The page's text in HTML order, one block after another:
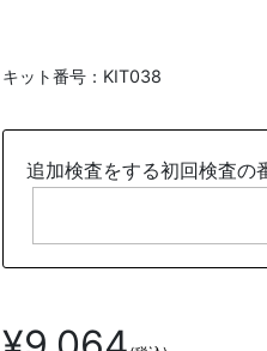
キット番号：KIT038
追加検査をする初回検査